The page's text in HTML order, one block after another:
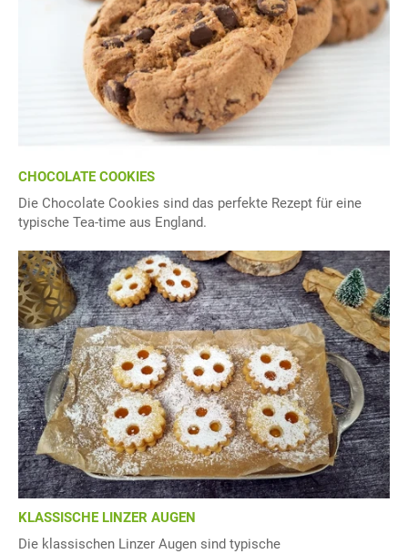
CHOCOLATE COOKIES
Die Chocolate Cookies sind das perfekte Rezept für eine
typische Tea-time aus England.
KLASSISCHE LINZER AUGEN
Die klassischen Linzer Augen sind typische